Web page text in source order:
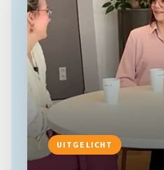
UITGELICHT